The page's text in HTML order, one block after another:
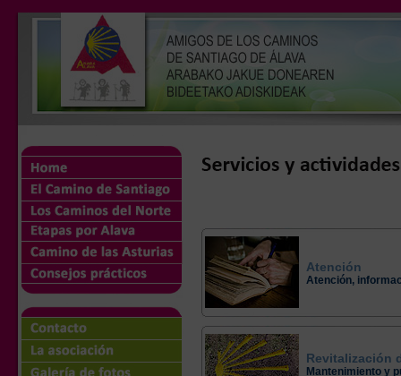
Atención
Atención,
Revitalización
Mantenimiento y